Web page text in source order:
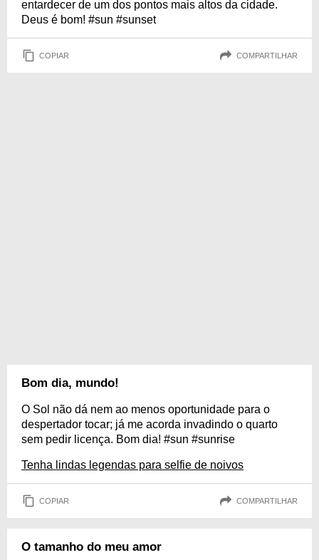
entardecer de um dos pontos mais altos da cidade.
Deus é bom! #sun #sunset
COPIAR COMPARTILHAR
Bom dia, mundo!
O Sol não dá nem ao menos oportunidade para o
despertador tocar; já me acorda invadindo o quarto
sem pedir licença. Bom dia! #sun #sunrise
Tenha lindas legendas para selfie de noivos
COPIAR COMPARTILHAR
O tamanho do meu amor